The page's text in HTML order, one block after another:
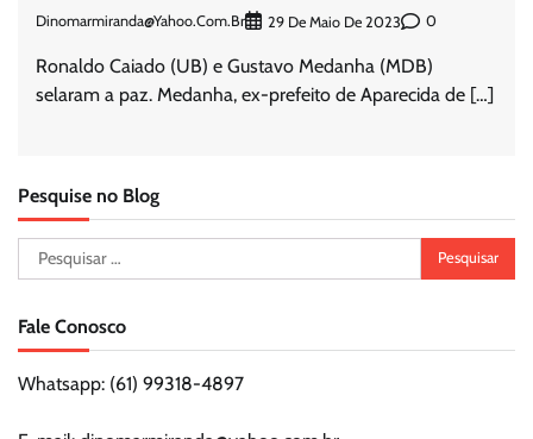
Dinomarmiranda@yahoo.com.br 29 De Maio De 2023 0
Ronaldo Caiado (UB) e Gustavo Medanha (MDB)
selaram a paz. Medanha, ex-prefeito de Aparecida de […]
Pesquise no Blog
Pesquisar
por:
Fale Conosco
Whatsapp: (61) 99318-4897